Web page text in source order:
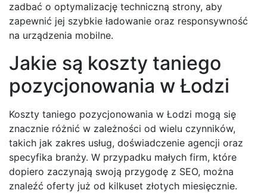
zadbać o optymalizację techniczną strony, aby
zapewnić jej szybkie ładowanie oraz responsywność
na urządzenia mobilne.
Jakie są koszty taniego
pozycjonowania w Łodzi
Koszty taniego pozycjonowania w Łodzi mogą się
znacznie różnić w zależności od wielu czynników,
takich jak zakres usług, doświadczenie agencji oraz
specyfika branży. W przypadku małych firm, które
dopiero zaczynają swoją przygodę z SEO, można
znaleźć oferty już od kilkuset złotych miesięcznie.